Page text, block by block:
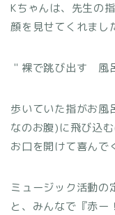
Kちゃんは、先生の
顔を見せてくれまし
＂裸で跳び出す 風
歩いていた指がお風
なのお腹)に飛び込む
お口を開けて喜んで
ミュージック活動の
と、みんなで『赤ー